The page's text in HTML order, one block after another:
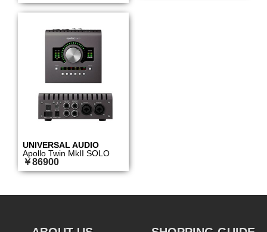
UNIVERSAL AUDIO
Apollo Twin MkII SOLO
￥86900